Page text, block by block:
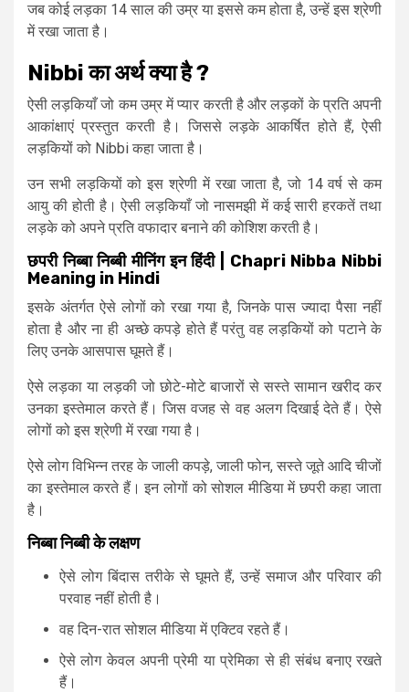
जब कोई लड़का 14 साल की उम्र या इससे कम होता है, उन्हें इस श्रेणी
में रखा जाता है।
Nibbiकाअर्थक्याहै ?
ऐसी लड़कियाँ जो कम उम्र में प्यार करती है और लड़कों के प्रति अपनी
आकांक्षाएं प्रस्तुत करती है। जिससे लड़के आकर्षित होते हैं, ऐसी
लड़कियों को Nibbi कहा जाता है।
उन सभी लड़कियों को इस श्रेणी में रखा जाता है, जो 14 वर्ष से कम
आयु की होती है। ऐसी लड़कियाँ जो नासमझी में कई सारी हरकतें तथा
लड़के को अपने प्रति वफादार बनाने की कोशिश करती है।
छपरी निब्बा निब्बी मीनिंग इन हिंदी| Chapri Nibba Nibbi
Meaning in Hindi
इसके अंतर्गत ऐसे लोगों को रखा गया है, जिनके पास ज्यादा पैसा नहीं
होता है और ना ही अच्छे कपड़े होते हैं परंतु वह लड़कियों को पटाने के
लिए उनके आसपास घूमते हैं।
ऐसे लड़का या लड़की जो छोटे-मोटे बाजारों से सस्ते सामान खरीद कर
उनका इस्तेमाल करते हैं। जिस वजह से वह अलग दिखाई देते हैं। ऐसे
लोगों को इस श्रेणी में रखा गया है।
ऐसे लोग विभिन्न तरह के जाली कपड़े, जाली फोन, सस्ते जूते आदि चीजों
का इस्तेमाल करते हैं। इन लोगों को सोशल मीडिया में छपरी कहा जाता
है।
निब्बानिब्बीकेलक्षण
ऐसे लोग बिंदास तरीके से घूमते हैं, उन्हें समाज और परिवार की
परवाह नहीं होती है।
वह दिन-रात सोशल मीडिया में एक्टिव रहते हैं।
ऐसे लोग केवल अपनी प्रेमी या प्रेमिका से ही संबंध बनाए रखते
हैं।